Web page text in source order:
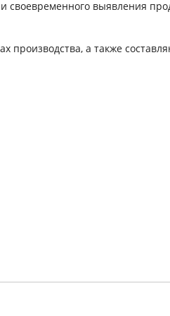
своевременного выявления
производства, а также